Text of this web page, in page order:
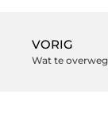
VORIG